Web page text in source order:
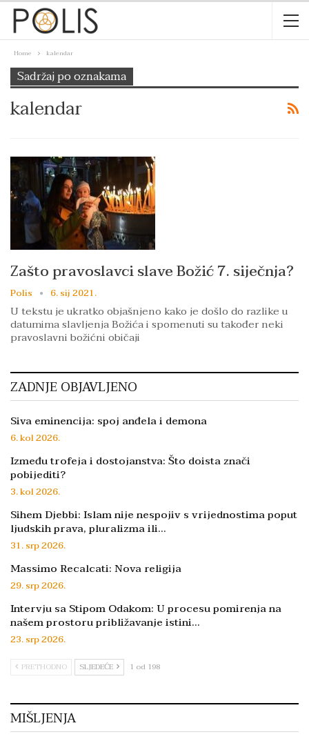
Home kalendar
Sadržaj po oznakama
kalendar
Zašto pravoslavci slave Božić 7. siječnja?
Polis 6. sij 2021.
U tekstu je ukratko objašnjeno kako je došlo do razlike u
datumima slavljenja Božića i spomenuti su također neki
pravoslavni božićni običaji
ZADNJE OBJAVLJENO
Siva eminencija: spoj anđela i demona
6. kol 2026.
Između trofeja i dostojanstva: Što doista znači
pobijediti?
3. kol 2026.
Sihem Djebbi: Islam nije nespojiv s vrijednostima poput
ljudskih prava, pluralizma ili…
31. srp 2026.
Massimo Recalcati: Nova religija
29. srp 2026.
Intervju sa Stipom Odakom: U procesu pomirenja na
našem prostoru približavanje istini…
23. srp 2026.
PRETHODNO SLJEDEĆE 1 od 198
MIŠLJENJA